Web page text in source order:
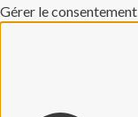
Gérer le consentement